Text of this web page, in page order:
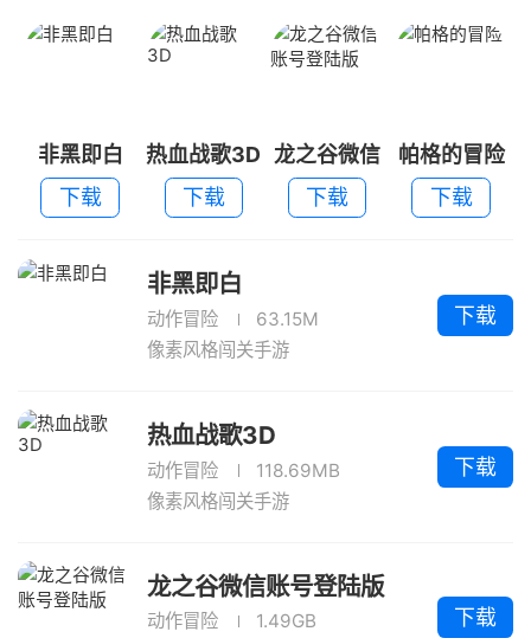
非黑即白
下载
热血战歌3D
下载
龙之谷微信
账号登陆版
下载
帕格的冒险
下载
非黑即白
动作冒险
63.15M
像素风格闯关手游
下载
热血战歌3D
动作冒险
118.69MB
像素风格闯关手游
下载
龙之谷微信账号登陆版
动作冒险
1.49GB
下载